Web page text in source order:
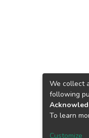
We collect
following
To learn
Customize